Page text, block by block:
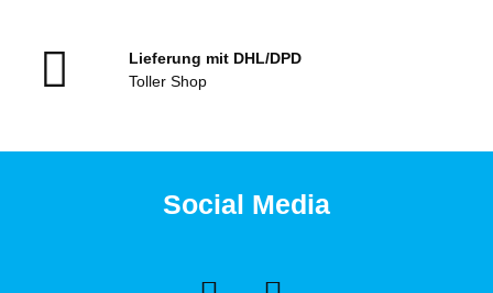
Lieferung mit DHL/DPD
Toller Shop
Social Media